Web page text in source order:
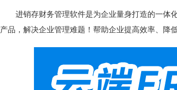
进销存财务管理软件是为企业量身打造的一体
产品，解决企业管理难题！帮助企业提高效率、降